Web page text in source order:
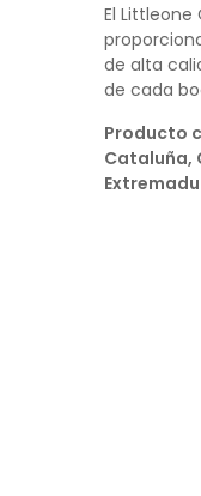
El
de alta
de cada
Producto
Cataluña,